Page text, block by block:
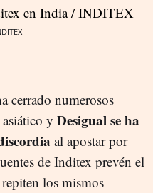
cerrado numerosos
y Desigual se ha
al apostar por
de Inditex prevén el
repiten los mismos